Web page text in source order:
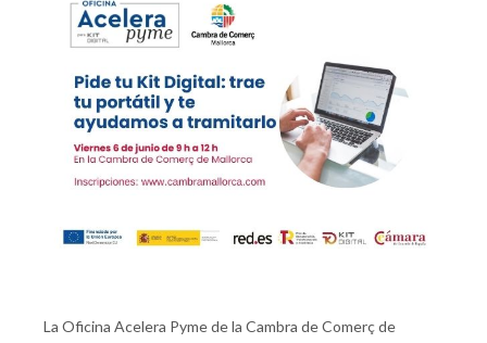
La Oficina Acelera Pyme de la Cambra de Comerç de